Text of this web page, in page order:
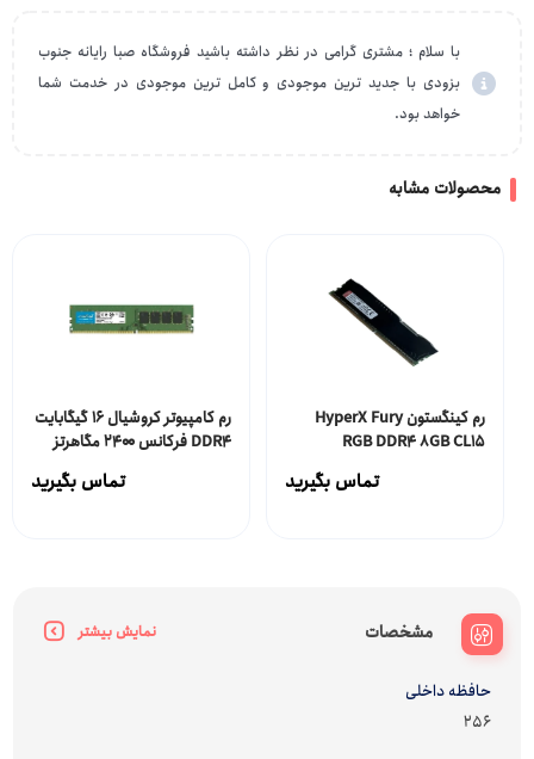
با سلام ؛ مشتری گرامی در نظر داشته باشید فروشگاه صبا رایانه جنوب
بزودی با جدید ترین موجودی و کامل ترین موجودی در خدمت شما
خواهد بود.
محصولات مشابه
رم کینگستون HyperX Fury
RGB DDR4 8GB CL15
تماس بگیرید
رم کامپیوتر کروشیال ۱۶ گیگابایت
DDR4 فرکانس ۲۴۰۰ مگاهرتز
تماس بگیرید
مشخصات نمایش بیشتر
حافظه داخلی
256